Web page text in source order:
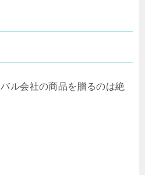
ル会社の商品を贈るのは絶